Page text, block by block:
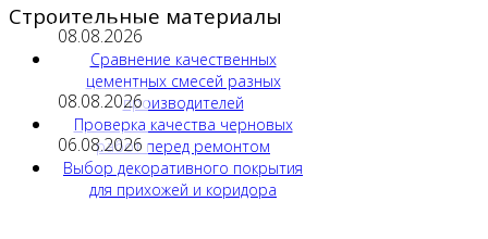
Строительные материалы
08.08.2026
Сравнение качественных
цементных смесей разных
производителей
08.08.2026
Проверка качества черновых
работ перед ремонтом
06.08.2026
Выбор декоративного покрытия
для прихожей и коридора